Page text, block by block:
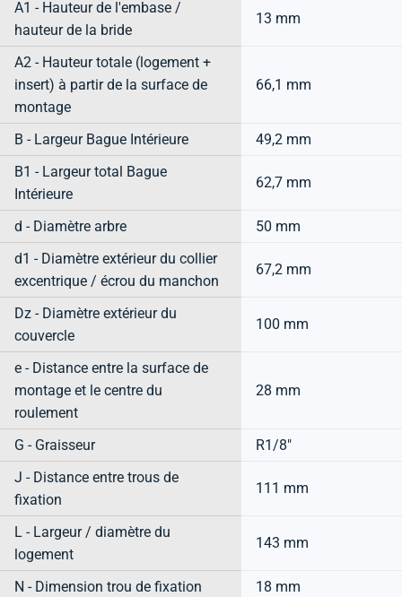
A1 - Hauteur de l'embase /
hauteur de la bride
13 mm
A2 - Hauteur totale (logement +
insert) à partir de la surface de
montage
66,1 mm
B - Largeur Bague Intérieure
49,2 mm
B1 - Largeur total Bague
Intérieure
62,7 mm
d - Diamètre arbre
50 mm
d1 - Diamètre extérieur du collier
excentrique / écrou du manchon
67,2 mm
Dz - Diamètre extérieur du
couvercle
100 mm
e - Distance entre la surface de
montage et le centre du
roulement
28 mm
G - Graisseur
R1/8"
J - Distance entre trous de
fixation
111 mm
L - Largeur / diamètre du
logement
143 mm
N - Dimension trou de fixation
18 mm